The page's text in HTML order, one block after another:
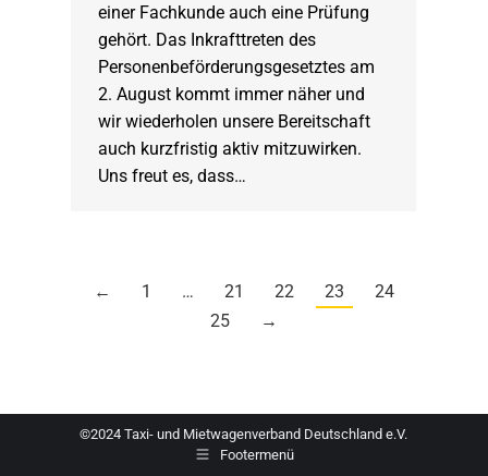
einer Fachkunde auch eine Prüfung
gehört. Das Inkrafttreten des
Personenbeförderungsgesetztes am
2. August kommt immer näher und
wir wiederholen unsere Bereitschaft
auch kurzfristig aktiv mitzuwirken.
Uns freut es, dass…
← 1 … 21 22 23
24
25
→
©2024 Taxi- und Mietwagenverband Deutschland e.V.
Footermenü